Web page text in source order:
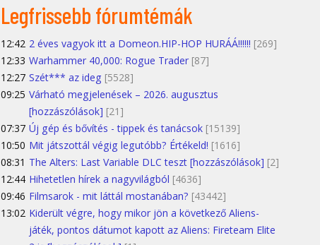
Legfrissebb fórumtémák
12:42 2 éves vagyok itt a Domeon.HIP-HOP HURÁÁ!!!!!! [269]
12:33 Warhammer 40,000: Rogue Trader [87]
12:27 Szét*** az ideg [5528]
09:25 Várható megjelenések – 2026. augusztus
[hozzászólások] [21]
07:37 Új gép és bővítés - tippek és tanácsok [15139]
10:50 Mit játszottál végig legutóbb? Értékeld! [1616]
08:31 The Alters: Last Variable DLC teszt [hozzászólások] [2]
12:44 Hihetetlen hírek a nagyvilágból [4636]
09:46 Filmsarok - mit láttál mostanában? [43442]
13:02 Kiderült végre, hogy mikor jön a következő Aliens-
játék, pontos dátumot kapott az Aliens: Fireteam Elite